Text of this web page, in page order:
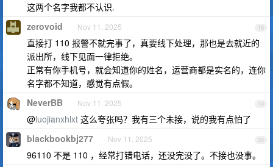
这两个名字我都不认识.
18
zerovoid Nov 11, 2025
直接打 110 报警不就完事了，真要线下处理，那也是去就近的
派出所，线下见面一律拒绝。
正常有你手机号，就会知道你的姓名，运营商都是实名的，连你
名字都不知道，感觉有点假。
19
NeverBB Nov 11, 2025
@luojianxhlxt 这么夸张吗？我有三个未接，说的我有点怕了
20
blackbookbj277 Nov 11, 2025
96110 不是 110 ，经常打错电话，还没完没了。不接也没事。